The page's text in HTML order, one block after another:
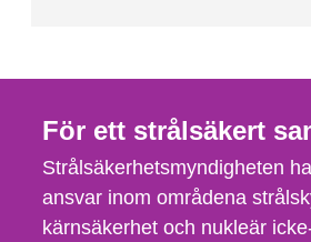
För ett strålsäkert
Strålsäkerhetsmyndigheten
ansvar inom områdena
kärnsäkerhet och nukleär